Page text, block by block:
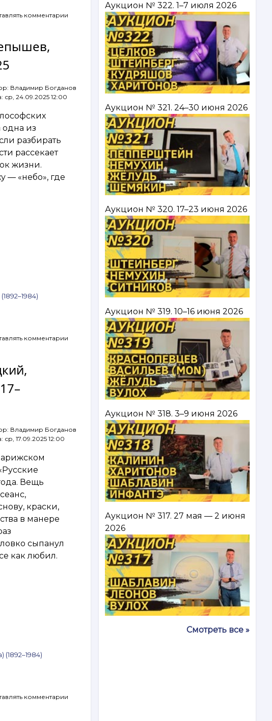
комментарии
Владимир Богданов
ср, 24.09.2025 12:00
одна из
разбирать
рассекает
жизни.
— «небо», где
комментарии
Владимир Богданов
ср, 17.09.2025 12:00
Вещь
краски,
в манере
сыпанул
как любил.
комментарии
Аукцион № 322. 1–7 июля 2026
Аукцион № 321. 24–30 июня 2026
Аукцион № 320. 17–23 июня 2026
Аукцион № 319. 10–16 июня 2026
Аукцион № 318. 3–9 июня 2026
Аукцион № 317. 27 мая — 2 июня
2026
Смотреть все »